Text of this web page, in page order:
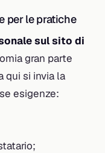
per le pratiche
sul sito di
gran parte
qui si invia la
esigenze: